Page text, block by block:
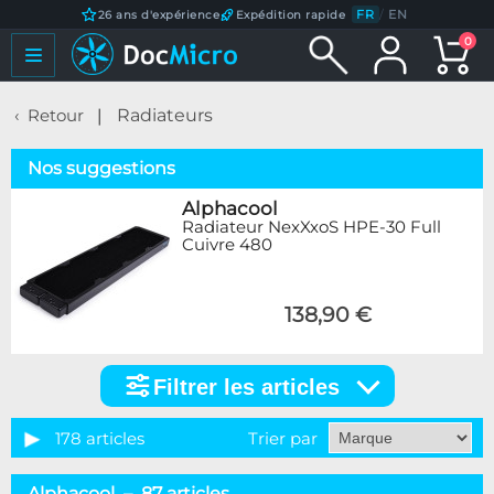
26 ans d'expérience Expédition rapide FR / EN
0
Retour Radiateurs
Nos suggestions
Alphacool
Radiateur NexXxoS HPE-30 Full
Cuivre 480
138,90 €
articles
Catégorie
Filtrer les articles
178 articles Trier par